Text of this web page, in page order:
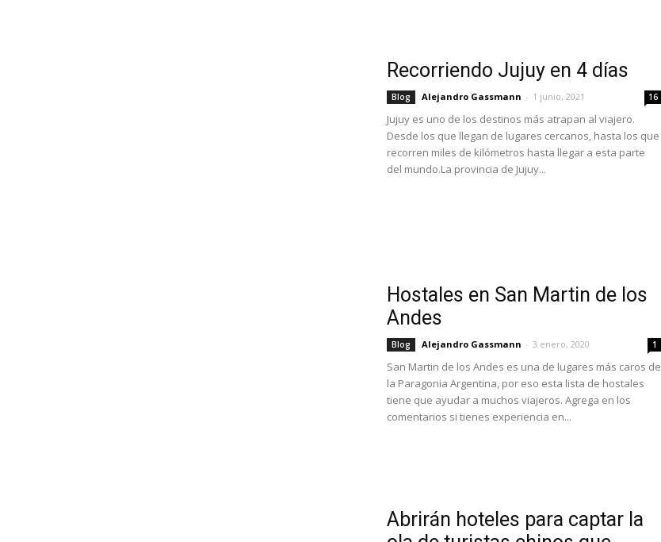
Recorriendo Jujuy en 4 días
Blog Alejandro Gassmann - 1 junio, 2021 16
Jujuy es uno de los destinos más atrapan al viajero.
Desde los que llegan de lugares cercanos, hasta los que
recorren miles de kilómetros hasta llegar a esta parte
del mundo. ​La provincia de Jujuy...
Hostales en San Martin de los
Andes
Blog Alejandro Gassmann - 3 enero, 2020 1
San Martin de los Andes es una de lugares más caros de
la Paragonia Argentina, por eso esta lista de hostales
tiene que ayudar a muchos viajeros. Agrega en los
comentarios si tienes experiencia en...
Abrirán hoteles para captar la